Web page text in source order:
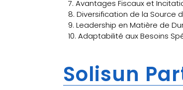
7. Avantages Fiscaux et
8. Diversification de la Source
9. Leadership en Matière de
10. Adaptabilité aux Besoins
Solisun